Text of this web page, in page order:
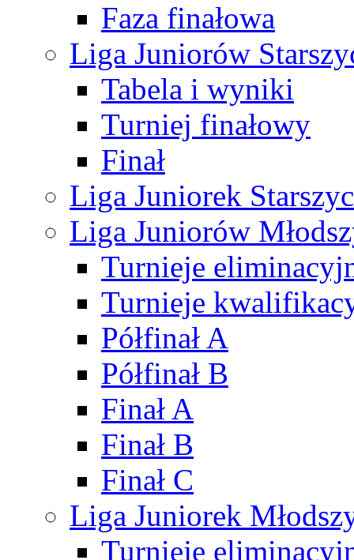
Faza finałowa
Liga Juniorów
Tabela i wyniki
Turniej finałowy
Finał
Liga Juniorek
Liga Juniorów
Turnieje
Turnieje
Półfinał A
Półfinał B
Finał A
Finał B
Finał C
Liga Juniorek
Turnieje